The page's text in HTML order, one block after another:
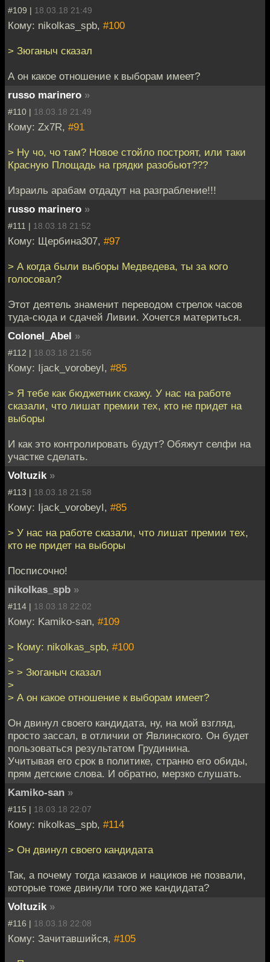
#109 | 18.03.18 21:49
Кому: nikolkas_spb, #100
> Зюганыч сказал
А он какое отношение к выборам имеет?
russo marinero »
#110 | 18.03.18 21:49
Кому: Zx7R, #91
> Ну чо, чо там? Новое стойло построят, или таки
Красную Площадь на грядки разобьют???
Израиль арабам отдадут на разграбление!!!
russo marinero »
#111 | 18.03.18 21:52
Кому: Щербина307, #97
> А когда были выборы Медведева, ты за кого
голосовал?
Этот деятель знаменит переводом стрелок часов
туда-сюда и сдачей Ливии. Хочется материться.
Colonel_Abel »
#112 | 18.03.18 21:56
Кому: Ijack_vorobeyI, #85
> Я тебе как бюджетник скажу. У нас на работе
сказали, что лишат премии тех, кто не придет на
выборы
И как это контролировать будут? Обяжут селфи на
участке сделать.
Voltuzik »
#113 | 18.03.18 21:58
Кому: Ijack_vorobeyI, #85
> У нас на работе сказали, что лишат премии тех,
кто не придет на выборы
Посписочно!
nikolkas_spb »
#114 | 18.03.18 22:02
Кому: Kamiko-san, #109
> Кому: nikolkas_spb, #100
>
> > Зюганыч сказал
>
> А он какое отношение к выборам имеет?
Он двинул своего кандидата, ну, на мой взгляд,
просто зассал, в отличии от Явлинского. Он будет
пользоваться результатом Грудинина.
Учитывая его срок в политике, странно его обиды,
прям детские слова. И обратно, мерзко слушать.
Kamiko-san »
#115 | 18.03.18 22:07
Кому: nikolkas_spb, #114
> Он двинул своего кандидата
Так, а почему тогда казаков и нациков не позвали,
которые тоже двинули того же кандидата?
Voltuzik »
#116 | 18.03.18 22:08
Кому: Зачитавшийся, #105